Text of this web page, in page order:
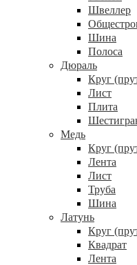
Швеллер
Шина
Полоса
Дюраль
Круг
Лист
Плита
Медь
Круг
Лента
Лист
Труба
Шина
Латунь
Круг
Квадрат
Лента